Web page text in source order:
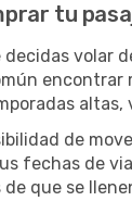
tu
decidas volar
encontrar
altas,
de
fechas de
que se